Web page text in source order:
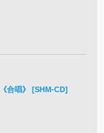
合唱》 [SHM-CD]